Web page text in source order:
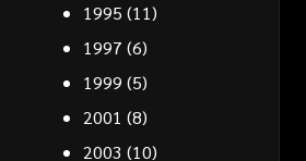
1995 (11)
1997 (6)
1999 (5)
2001 (8)
2003 (10)